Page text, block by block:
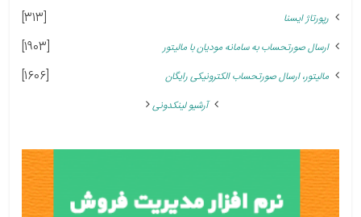
رپورتاژ ایسنا [313]
ارسال صورتحساب به سامانه مودیان با مالیتور [1903]
مالیتور، ارسال صورتحساب الکترونیکی رایگان [1606]
آرشیو لینکدونی